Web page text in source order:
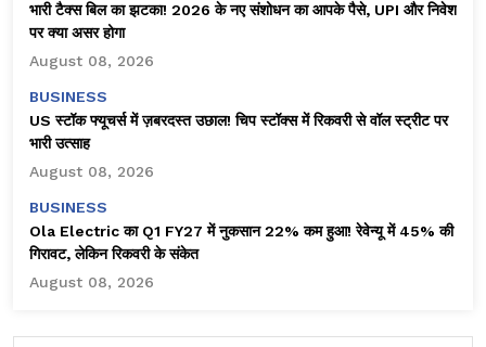
भारी टैक्स बिल का झटका! 2026 के नए संशोधन का आपके पैसे, UPI और निवेश
पर क्या असर होगा
August 08, 2026
BUSINESS
US स्टॉक फ्यूचर्स में ज़बरदस्त उछाल! चिप स्टॉक्स में रिकवरी से वॉल स्ट्रीट पर
भारी उत्साह
August 08, 2026
BUSINESS
Ola Electric का Q1 FY27 में नुकसान 22% कम हुआ! रेवेन्यू में 45% की
गिरावट, लेकिन रिकवरी के संकेत
August 08, 2026